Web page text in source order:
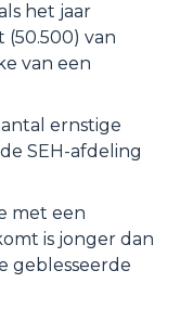
het jaar
van
van een
ernstige
SEH-afdeling
met een
is jonger dan
geblesseerde